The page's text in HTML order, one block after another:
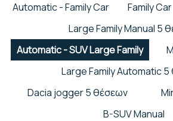
Automatic - Family Car Family Car
Large Family Manual 5
Automatic - SUV Large Family
Large Family Automatic
Dacia jogger 5 θέσεων
B-SUV Manual